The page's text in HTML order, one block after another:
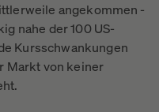
angekommen -
nahe der 100 US-
Kursschwankungen
Markt von keiner